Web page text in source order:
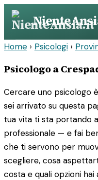
Vai
contenuto
Home › Psicologi ›
Psicologo a
Cercare uno psicologo
sei arrivato su questa
tua vita ti sta portando
professionale — e fai
che ti servono per
scegliere, cosa
costa e quali opzioni